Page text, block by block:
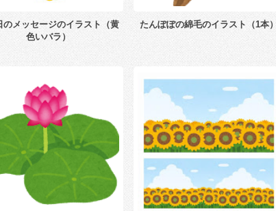
のメッセージのイラスト（黄
色いバラ）
たんぽぽの綿毛のイラスト（1本）